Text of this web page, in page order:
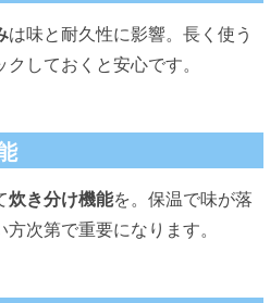
は味と耐久性に影響。長く使う
しておくと安心です。
炊き分け機能を。保温で味が落
方次第で重要になります。